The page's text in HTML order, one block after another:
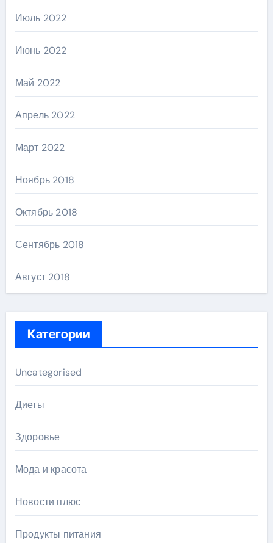
Июль 2022
Июнь 2022
Май 2022
Апрель 2022
Март 2022
Ноябрь 2018
Октябрь 2018
Сентябрь 2018
Август 2018
Категории
Uncategorised
Диеты
Здоровье
Мода и красота
Новости плюс
Продукты питания